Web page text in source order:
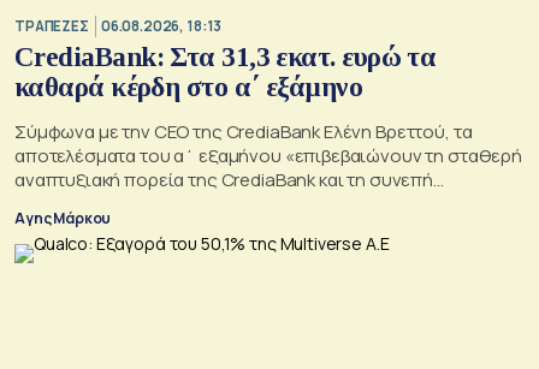
ΤΡΑΠΕΖΕΣ 06.08.2026, 18:13
CrediaBank: Στα 31,3 εκατ. ευρώ τα
καθαρά κέρδη στο α΄ εξάμηνο
Σύμφωνα με την CEO της CrediaBank Ελένη Βρεττού, τα
αποτελέσματα του α΄ εξαμήνου «επιβεβαιώνουν τη σταθερή
αναπτυξιακή πορεία της CrediaBank και τη συνεπή
Αγης Μάρκου